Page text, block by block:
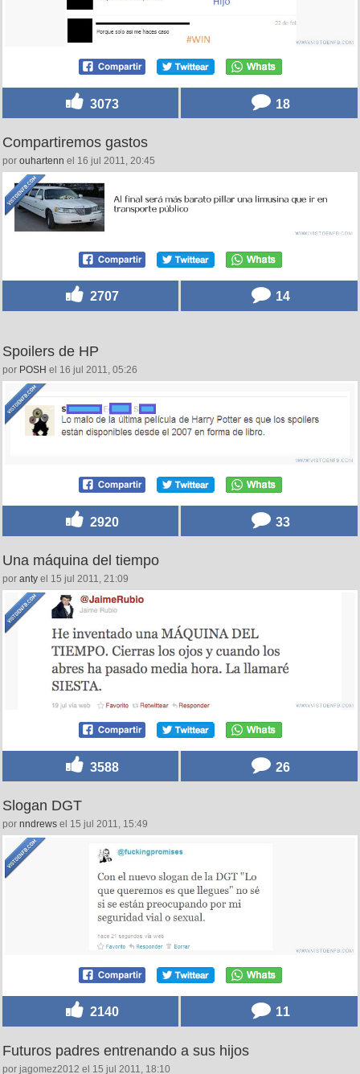
3073 18
Compartiremos gastos
por ouhartenn el 16 jul 2011, 20:45
2707 14
Spoilers de HP
por POSH el 16 jul 2011, 05:26
2920 33
Una máquina del tiempo
por anty el 15 jul 2011, 21:09
3588 26
Slogan DGT
por nndrews el 15 jul 2011, 15:49
2140 11
Futuros padres entrenando a sus hijos
por jagomez2012 el 15 jul 2011, 18:10